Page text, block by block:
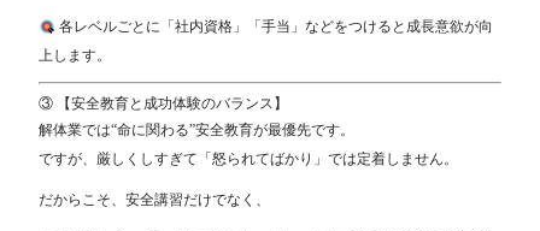
各レベルごとに「社内資格」「手当」などをつけると成長意欲が向
上します。
③ 【安全教育と成功体験のバランス】
解体業では“命に関わる”安全教育が最優先です。
ですが、厳しくしすぎて「怒られてばかり」では定着しません。
だからこそ、安全講習だけでなく、